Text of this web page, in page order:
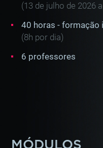
(13 de julho de 2026
40 horas - formação
(8h por dia)
6 professores
MÓDULOS